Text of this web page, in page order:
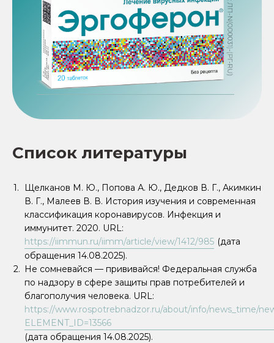
Список литературы
Щелканов М. Ю., Попова А. Ю., Дедков В. Г., Акимкин
В. Г., Малеев В. В. История изучения и современная
классификация коронавирусов. Инфекция и
иммунитет. 2020. URL:
https://iimmun.ru/iimm/article/view/1412/985 (дата
обращения 14.08.2025).
Не сомневайся — прививайся! Федеральная служба
по надзору в сфере защиты прав потребителей и
благополучия человека. URL:
https://www.rospotrebnadzor.ru/about/info/news_time/
ELEMENT_ID=13566
(дата обращения 14.08.2025).